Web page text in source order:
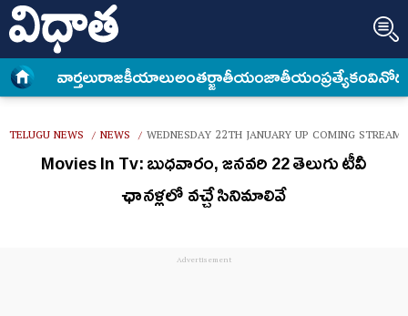
వార్త‌లురాజకీయాలుఅంత‌ర్జాతీయంజాతీయంప్రత్యేకం
TELUGU NEWS / NEWS / WEDNESDAY 22TH JANUARY UP COMING
Movies In Tv: బుధ‌వారం, జ‌న‌వ‌రి 22 తెలుగు టీవీ
ఛాన‌ళ్ల‌లో వ‌చ్చే సినిమాలివే